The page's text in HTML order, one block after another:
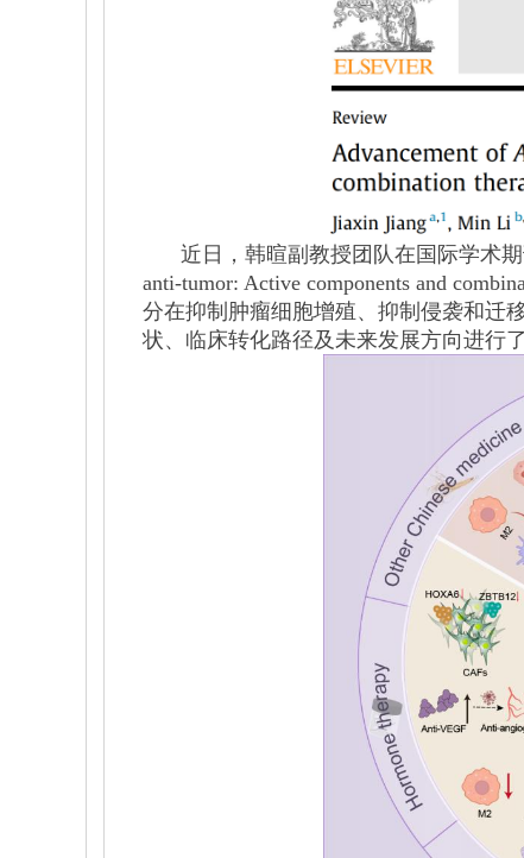
近日，韩暄副教授团队在国际学术期
anti-tumor: Active components and
分在抑制肿瘤细胞增殖、抑制侵袭和迁
状、临床转化路径及未来发展方向进行了